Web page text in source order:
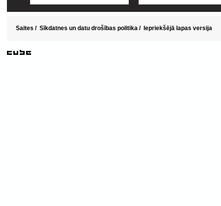
Saites / Sīkdatnes un datu drošības politika / Iepriekšējā lapas versija